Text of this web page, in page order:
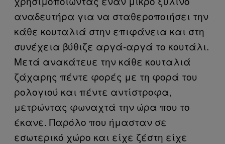
αναδευτήρα για να σταθεροποιήσει την
κάθε κουταλιά στην επιφάνεια και στη
συνέχεια βύθιζε αργά-αργά το κουτάλι.
Μετά ανακάτευε την κάθε κουταλιά
ζάχαρης πέντε φορές με τη φορά του
ρολογιού και πέντε αντίστροφα,
μετρώντας φωναχτά την ώρα που το
έκανε. Παρόλο που ήμασταν σε
εσωτερικό χώρο και είχε ζέστη είχε